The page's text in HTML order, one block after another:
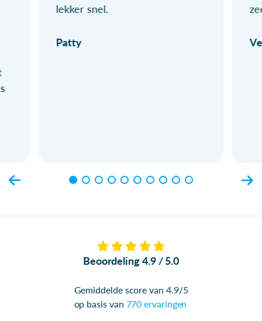
lekker snel.
Patty
Beoordeling 4.9 / 5.0
Gemiddelde score van 4.9/5
op basis van 770 ervaringen